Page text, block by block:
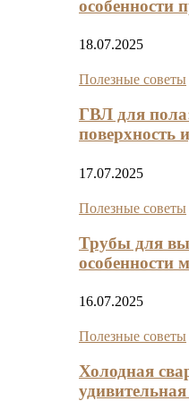
особенности
18.07.2025
Полезные советы
ГВЛ для
поверхность
17.07.2025
Полезные советы
Трубы для
особенности
16.07.2025
Полезные советы
Холодная